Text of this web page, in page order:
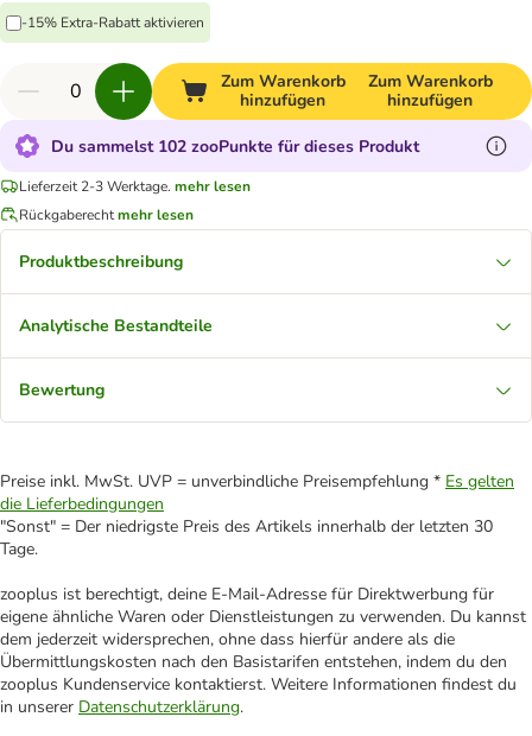
-15% Extra-Rabatt aktivieren
Zum Warenkorb
hinzufügen
Zum Warenkorb
hinzufügen
Du sammelst 102 zooPunkte für dieses Produkt
Lieferzeit 2-3 Werktage. mehr lesen
Rückgaberechtmehr lesen
Produktbeschreibung
Analytische Bestandteile
Bewertung
Preise inkl. MwSt. UVP = unverbindliche Preisempfehlung * Es gelten
die Lieferbedingungen
"Sonst" = Der niedrigste Preis des Artikels innerhalb der letzten 30
Tage.
zooplus ist berechtigt, deine E-Mail-Adresse für Direktwerbung für
eigene ähnliche Waren oder Dienstleistungen zu verwenden. Du kannst
dem jederzeit widersprechen, ohne dass hierfür andere als die
Übermittlungskosten nach den Basistarifen entstehen, indem du den
zooplus Kundenservice kontaktierst. Weitere Informationen findest du
in unserer Datenschutzerklärung.